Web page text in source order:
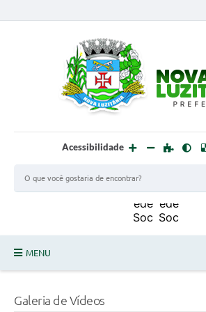
Acessibilidade
MENU
Galeria de Vídeos